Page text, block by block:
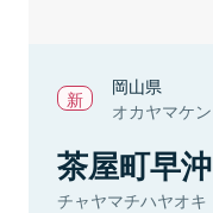
岡山県
オカヤマケン
茶屋町早沖
チャヤマチハヤオキ